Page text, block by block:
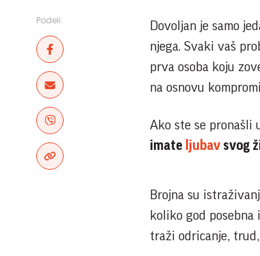
Podeli:
Dovoljan je samo
njega. Svaki vaš
prva osoba koju
na osnovu
Ako ste se pronašli
imate ljubav svog
Brojna su
koliko god
traži odricanje,